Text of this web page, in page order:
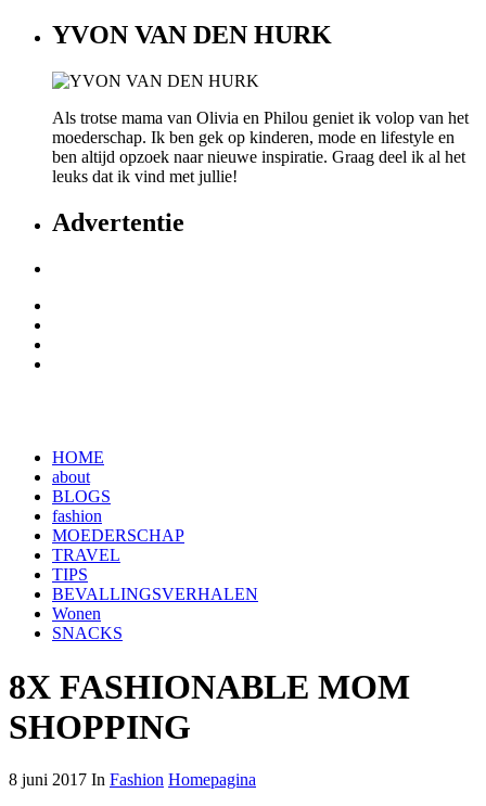
YVON VAN DEN HURK
Als trotse mama van Olivia en Philou geniet ik volop van het
moederschap. Ik ben gek op kinderen, mode en lifestyle en
ben altijd opzoek naar nieuwe inspiratie. Graag deel ik al het
leuks dat ik vind met jullie!
Advertentie
HOME
about
BLOGS
fashion
MOEDERSCHAP
TRAVEL
TIPS
BEVALLINGSVERHALEN
Wonen
SNACKS
8X FASHIONABLE MOM
SHOPPING
8 juni 2017 In Fashion Homepagina